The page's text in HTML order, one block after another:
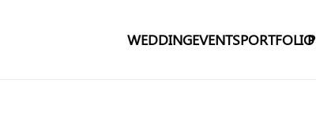
WEDDINGEVENTSPORTFOLIO